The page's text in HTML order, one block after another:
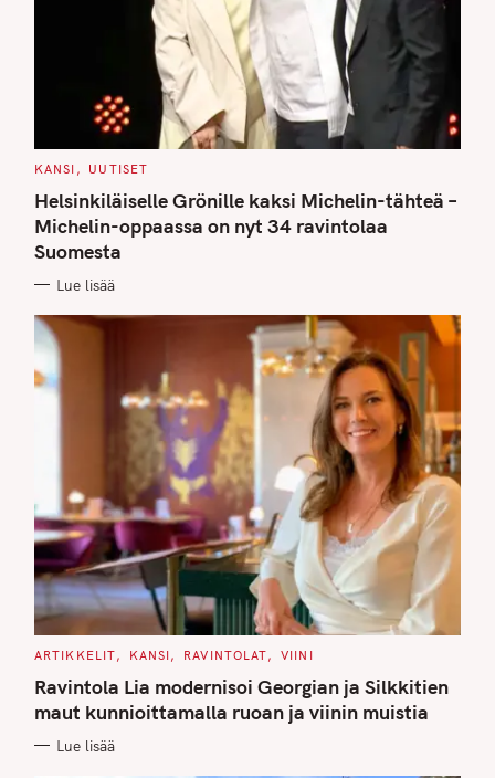
C
T
E
G
O
R
I
S
KANSI UUTISET
Helsinkiläiselle Grönille kaksi Michelin-tähteä –
Michelin-oppaassa on nyt 34 ravintolaa
Suomesta
Lue lisää
C
T
E
G
O
I
ARTIKKELIT KANSI RAVINTOLAT VIINI
Ravintola Lia modernisoi Georgian ja Silkkitien
maut kunnioittamalla ruoan ja viinin muistia
Lue lisää